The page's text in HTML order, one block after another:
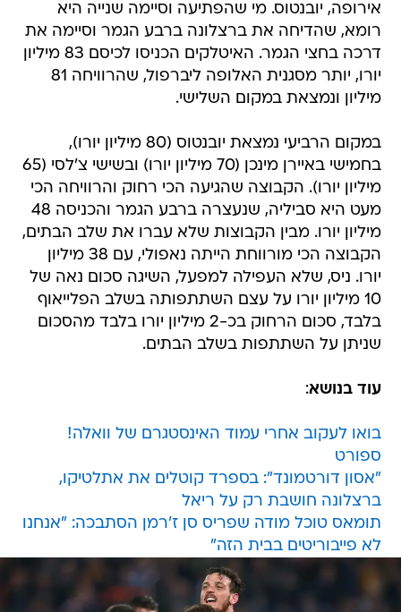
אירופה, יובנטוס. מי שהפתיעה וסיימה שנייה היא
רומא, שהדיחה את ברצלונה ברבע הגמר וסיימה את
דרכה בחצי הגמר. האיטלקים הכניסו לכיסם 83 מיליון
יורו, יותר מסגנית האלופה ליברפול, שהרוויחה 81
מיליון ונמצאת במקום השלישי.
במקום הרביעי נמצאת יובנטוס (80 מיליון יורו),
בחמישי באיירן מינכן (70 מיליון יורו) ובשישי צ'לסי (65
מיליון יורו). הקבוצה שהגיעה הכי רחוק והרוויחה הכי
מעט היא סביליה, שנעצרה ברבע הגמר והכניסה 48
מיליון יורו. מבין הקבוצות שלא עברו את שלב הבתים,
הקבוצה הכי מורווחת הייתה נאפולי, עם 38 מיליון
יורו. ניס, שלא העפילה למפעל, השיגה סכום נאה של
10 מיליון יורו על עצם השתתפותה בשלב הפלייאוף
בלבד, סכום הרחוק בכ-2 מיליון יורו בלבד מהסכום
שניתן על השתתפות בשלב הבתים.
עוד בנושא:
בואו לעקוב אחרי עמוד האינסטגרם של וואלה!
ספורט
"אסון דורטמונד": בספרד קוטלים את אתלטיקו,
ברצלונה חושבת רק על ריאל
תומאס טוכל מודה שפריס סן ז'רמן הסתבכה: "אנחנו
לא פייבוריטים בבית הזה"